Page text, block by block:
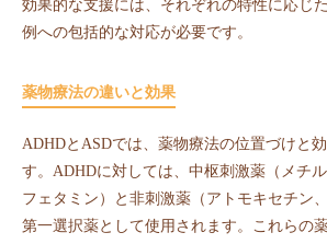
効果的な支援には、それぞれの特性に応じ
例への包括的な対応が必要です。
薬物療法の違いと効果
ADHDとASDでは、薬物療法の位置づけと
す。ADHDに対しては、中枢刺激薬（メチ
フェタミン）と非刺激薬（アトモキセチン
第一選択薬として使用されます。これらの